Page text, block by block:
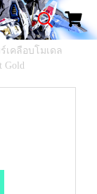
เคลือบโมเดล
Gold